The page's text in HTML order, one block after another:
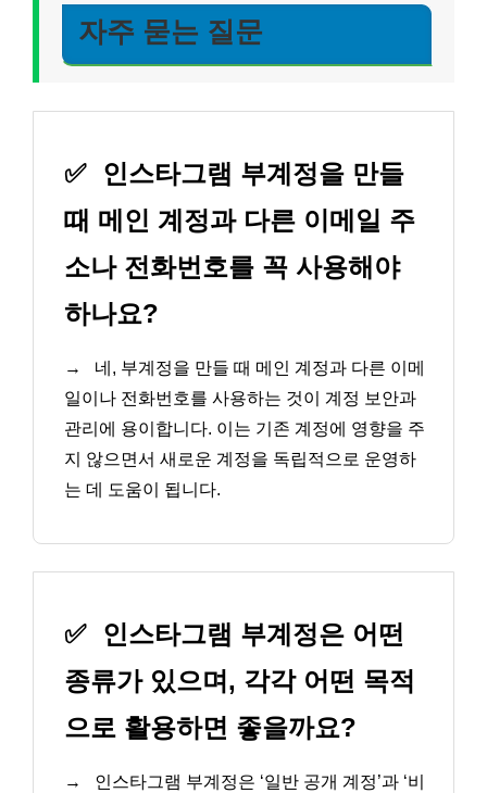
자주 묻는 질문
✅
인스타그램 부계정을 만들
때 메인 계정과 다른 이메일 주
소나 전화번호를 꼭 사용해야
하나요?
→
네, 부계정을 만들 때 메인 계정과 다른 이메
일이나 전화번호를 사용하는 것이 계정 보안과
관리에 용이합니다. 이는 기존 계정에 영향을 주
지 않으면서 새로운 계정을 독립적으로 운영하
는 데 도움이 됩니다.
✅
인스타그램 부계정은 어떤
종류가 있으며, 각각 어떤 목적
으로 활용하면 좋을까요?
→
인스타그램 부계정은 ‘일반 공개 계정’과 ‘비